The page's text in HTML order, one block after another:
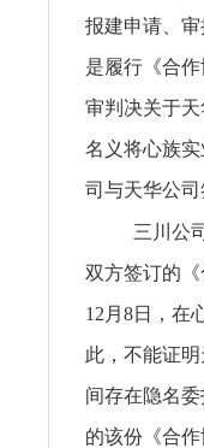
报建申请、
是履行《合
审判决关于
名义将心族
司与天华公
三川公
双方签订的
12月8日，在
此，不能证
间存在隐名
的该份《合